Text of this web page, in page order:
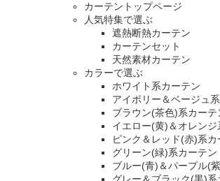
カーテントップページ
人気特集で選ぶ
遮熱断熱カーテン
カーテンセット
天然素材カーテン
カラーで選ぶ
ホワイト系カーテン
アイボリー＆ベージュ
ブラウン(茶色)系カーテ
イエロー(黄)＆オレンジ
ピンク＆レッド(赤)系カ
グリーン(緑)系カーテン
ブルー(青)＆パープル(